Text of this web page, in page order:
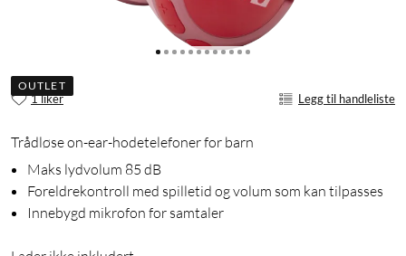
OUTLET
1 liker Legg til handleliste
Trådløse on-ear-hodetelefoner for barn
Maks lydvolum 85 dB
Foreldrekontroll med spilletid og volum som kan tilpasses
Innebygd mikrofon for samtaler